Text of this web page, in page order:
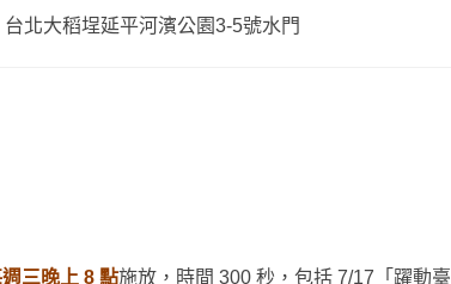
台北大稻埕延平河濱公園3-5號水門
三晚上 8 點施放，時間 300 秒，包括 7/17「躍動臺